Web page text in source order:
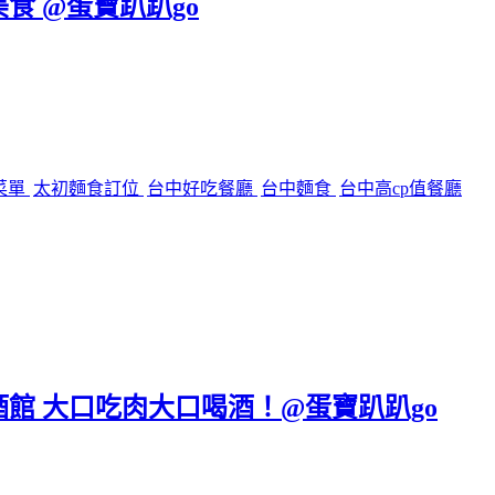
@蛋寶趴趴go
單 太初麵食訂位 台中好吃餐廳 台中麵食 台中高cp值餐廳
大口吃肉大口喝酒！@蛋寶趴趴go